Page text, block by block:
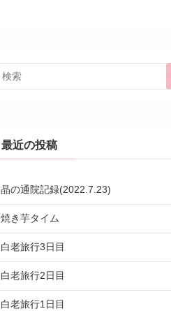
最近の投稿
晶の通院記録(2022.7.23)
焼き芋タイム
白老旅行3日目
白老旅行2日目
白老旅行1日目